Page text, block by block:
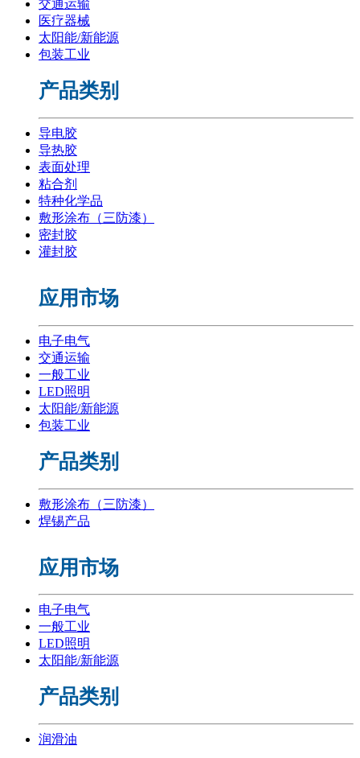
交通运输
医疗器械
太阳能/新能源
包装工业
产品类别
导电胶
导热胶
表面处理
粘合剂
特种化学品
敷形涂布（三防漆）
密封胶
灌封胶
应用市场
电子电气
交通运输
一般工业
LED照明
太阳能/新能源
包装工业
产品类别
敷形涂布（三防漆）
焊锡产品
应用市场
电子电气
一般工业
LED照明
太阳能/新能源
产品类别
润滑油